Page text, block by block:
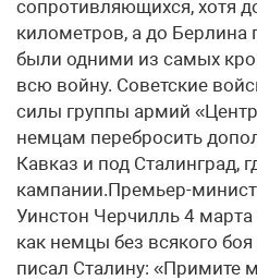
сопротивляющихся, хотя
километров, а до Берлина
были одними из самых
всю войну. Советские
силы группы армий
немцам перебросить
Кавказ и под Сталинград,
кампании.Премьер-
Уинстон Черчилль 4 марта
как немцы без всякого
писал Сталину: «Примите